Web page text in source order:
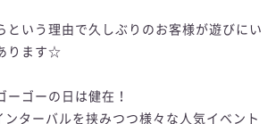
という理由で久しぶりのお客様が遊びにい
ります☆
ーゴーの日は健在！
ターバルを挟みつつ様々な人気イベント